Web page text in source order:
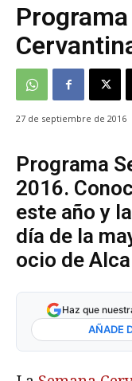
27 de septiembre de 2016
Programa
2016.
este año y
día de la
ocio de
Haz que
AÑADE